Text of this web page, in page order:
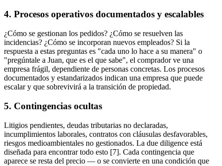
4. Procesos operativos documentados y escalables
¿Cómo se gestionan los pedidos? ¿Cómo se resuelven las
incidencias? ¿Cómo se incorporan nuevos empleados? Si la
respuesta a estas preguntas es "cada uno lo hace a su manera" o
"pregúntale a Juan, que es el que sabe", el comprador ve una
empresa frágil, dependiente de personas concretas. Los procesos
documentados y estandarizados indican una empresa que puede
escalar y que sobrevivirá a la transición de propiedad.
5. Contingencias ocultas
Litigios pendientes, deudas tributarias no declaradas,
incumplimientos laborales, contratos con cláusulas desfavorables,
riesgos medioambientales no gestionados. La due diligence está
diseñada para encontrar todo esto [7]. Cada contingencia que
aparece se resta del precio — o se convierte en una condición que